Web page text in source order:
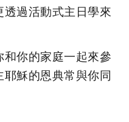
過活動式主日學來
你的家庭一起來參
穌的恩典常與你同